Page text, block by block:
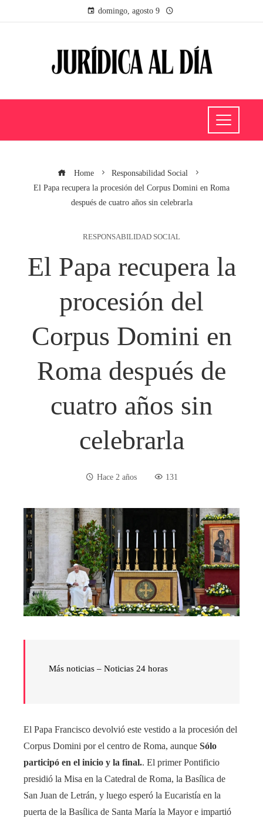
domingo, agosto 9
Home
Responsabilidad Social
El Papa recupera la procesión del Corpus Domini en Roma
después de cuatro años sin celebrarla
RESPONSABILIDAD SOCIAL
El Papa recupera la
procesión del
Corpus Domini en
Roma después de
cuatro años sin
celebrarla
Hace 2 años 131
Más noticias – Noticias 24 horas
El Papa Francisco devolvió este vestido a la procesión del
Corpus Domini por el centro de Roma, aunque Sólo
participó en el inicio y la final.. El primer Pontificio
presidió la Misa en la Catedral de Roma, la Basílica de
San Juan de Letrán, y luego esperó la Eucaristía en la
puerta de la Basílica de Santa María la Mayor e impartió